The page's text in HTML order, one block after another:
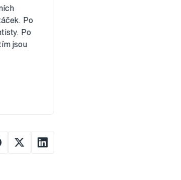
Po
Po
jsou